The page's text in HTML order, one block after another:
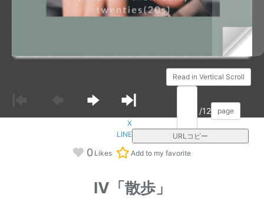
Read in Vertical Scroll
/12
page
X
LINE
URLコピー
0 Likes Add to my favorite
Ⅳ「散歩」